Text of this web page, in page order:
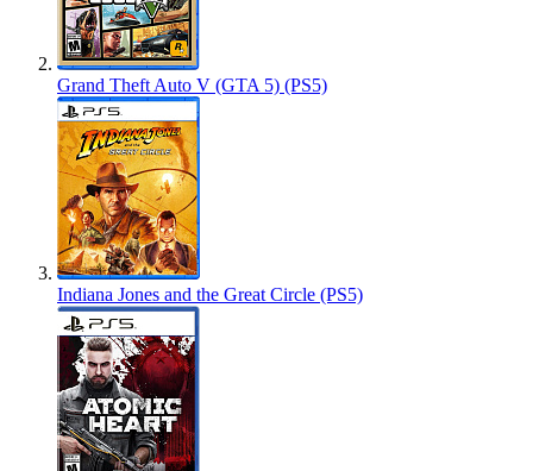
Grand Theft Auto V (GTA 5) (PS5)
Indiana Jones and the Great Circle (PS5)